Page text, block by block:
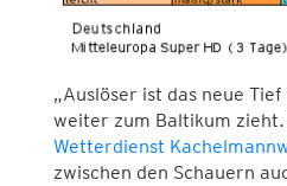
„Auslöser ist das neue
weiter zum Baltikum
Wetterdienst
zwischen den Schauern